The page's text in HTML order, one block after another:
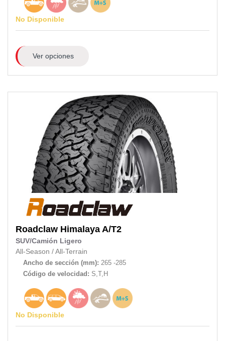
No Disponible
Ver opciones
Roadclaw Himalaya A/T2
SUV/Camión Ligero
All-Season / All-Terrain
Ancho de sección (mm): 265 -285
Código de velocidad: S,T,H
No Disponible